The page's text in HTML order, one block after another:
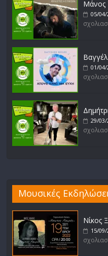
Μάνος
05/04/
01/04/
29/03/
Μουσικές
Νίκος
15/09/